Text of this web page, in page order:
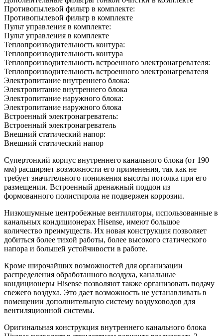
Противопылевой фильтр в комплекте:
Противопылевой фильтр в комплекте
Пульт управления в комплекте:
Пульт управления в комплекте
Теплопроизводительность контура:
Теплопроизводительность контура
Теплопроизводительность встроенного электронагревателя:
Теплопроизводительность встроенного электронагревателя
Электропитание внутреннего блока:
Электропитание внутреннего блока
Электропитание наружного блока:
Электропитание наружного блока
Встроенный электронагреватель:
Встроенный электронагреватель
Внешний статический напор:
Внешний статический напор
Супертонкий корпус внутреннего канального блока (от 190
мм) расширяет возможности его применения, так как не
требует значительного понижения высоты потолка при его
размещении. Встроенный дренажный поддон из
формованного полистирола не подвержен коррозии.
Низкошумные центробежные вентиляторы, использованные в
канальных кондиционерах Hisense, имеют большое
количество преимуществ. Их новая конструкция позволяет
добиться более тихой работы, более высокого статического
напора и большей устойчивости в работе.
Кроме широчайших возможностей для организации
распределения обработанного воздуха, канальные
кондиционеры Hisense позволяют также организовать подачу
свежего воздуха. Это дает возможность не устанавливать в
помещении дополнительную систему воздуховодов для
вентиляционной системы.
Оригинальная конструкция внутреннего канального блока